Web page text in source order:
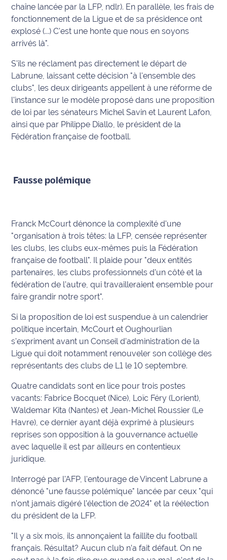
L'invité(e)
de la
rédaction
coeur
Maritima
Fil
rouge
Maritima
C'est
Les
Coachs
Maritima
Bon
plan
Nous
contacter
Ecouter
et voir
Qui
sommes
nous ?
Devenir
annonceur
Recrutement
Mention
légales
Conditions
générales
d'utilisation du
chaîne lancée par la LFP, ndlr). En parallèle, les frais de
fonctionnement de la Ligue et de sa présidence ont
explosé (...) C'est une honte que nous en soyons
arrivés là".
S'ils ne réclament pas directement le départ de
Labrune, laissant cette décision "à l'ensemble des
clubs", les deux dirigeants appellent à une réforme de
l'instance sur le modèle proposé dans une proposition
de loi par les sénateurs Michel Savin et Laurent Lafon,
ainsi que par Philippe Diallo, le président de la
Fédération française de football.
Fausse polémique
Franck McCourt dénonce la complexité d'une
"organisation à trois têtes: la LFP, censée représenter
les clubs, les clubs eux-mêmes puis la Fédération
française de football". Il plaide pour "deux entités
partenaires, les clubs professionnels d’un côté et la
fédération de l’autre, qui travailleraient ensemble pour
faire grandir notre sport".
Si la proposition de loi est suspendue à un calendrier
politique incertain, McCourt et Oughourlian
s'expriment avant un Conseil d’administration de la
Ligue qui doit notamment renouveler son collège des
représentants des clubs de L1 le 10 septembre.
Quatre candidats sont en lice pour trois postes
vacants: Fabrice Bocquet (Nice), Loïc Féry (Lorient),
Waldemar Kita (Nantes) et Jean-Michel Roussier (Le
Havre), ce dernier ayant déjà exprimé à plusieurs
reprises son opposition à la gouvernance actuelle
avec laquelle il est par ailleurs en contentieux
juridique.
Interrogé par l'AFP, l'entourage de Vincent Labrune a
dénoncé "une fausse polémique" lancée par ceux "qui
n’ont jamais digéré l’élection de 2024" et la réélection
du président de la LFP.
"Il y a six mois, ils annonçaient la faillite du football
français. Résultat? Aucun club n’a fait défaut. On ne